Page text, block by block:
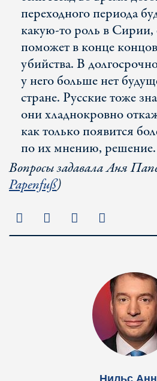
переходного периода
какую-то роль в Сирии,
поможет в конце
убийства. В
у него больше нет
стране. Русские тоже
они хладнокровно
как только появится
по их мнению, решение.
Вопросы задавала Аня
Papenfuß)
Нильс